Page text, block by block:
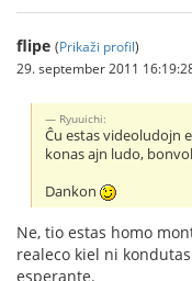
flipe (Prikaži profil)
29. september 2011
Ryuuichi:
Ĉu estas videoludojn
konas ajn ludo,
Dankon
Ne, tio estas homo
realeco kiel ni
esperante.